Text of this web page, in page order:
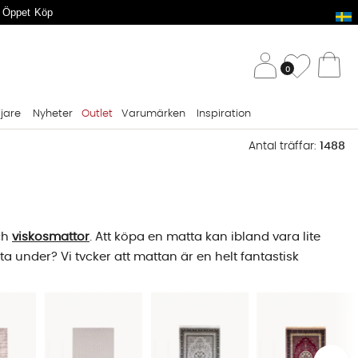
Köp
0
Nyheter Outlet Varumärken Inspiration
Antal träffar: 1488
viskosmattor. Att köpa en matta kan ibland vara lite
under? Vi tycker att mattan är en helt fantastisk
lika självklart är det för oss att erbjuda mattor av